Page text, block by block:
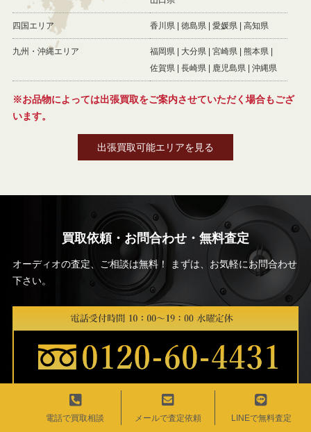
四国エリア 香川県 徳島県 愛媛県 高知県
九州・沖縄エリア 福岡県 大分県 宮崎県
熊本県
佐賀県
長崎県 鹿児島県 沖縄県
※お品物によっては出張買取をご案内させていただく場合もござ
います。
出張買取可能エリアを見る
買取依頼・お問合わせ・無料査定
オーディオの査定、ご相談は無料！ まずは、お気軽にお問合わせ
下さい。
電話で買取相談 メールで査定依頼 LINEで無料査定